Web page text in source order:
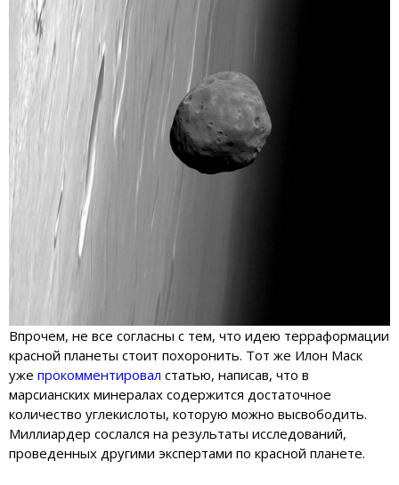
Впрочем, не все согласны с тем, что идею терраформации
красной планеты стоит похоронить. Тот же Илон Маск
уже прокомментировал статью, написав, что в
марсианских минералах содержится достаточное
количество углекислоты, которую можно высвободить.
Миллиардер сослался на результаты исследований,
проведенных другими экспертами по красной планете.